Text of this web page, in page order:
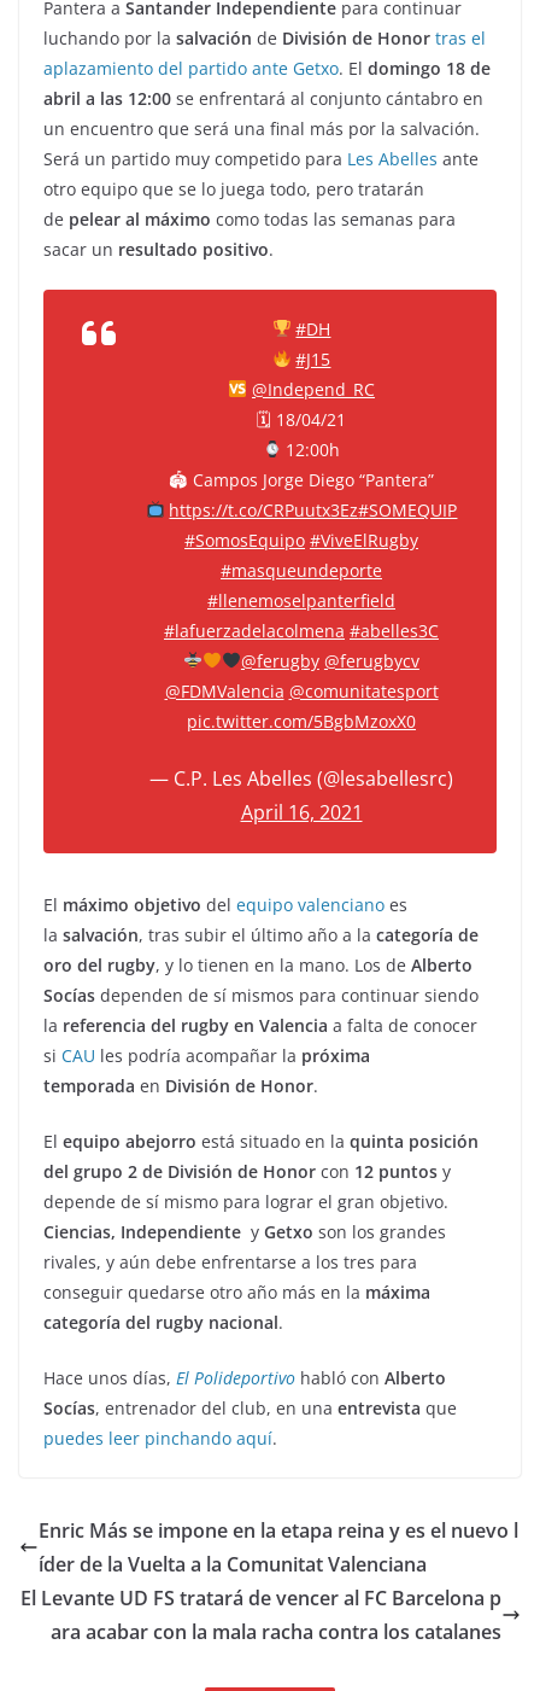
Pantera a Santander Independiente para continuar
luchando por la salvación de División de Honor tras el
aplazamiento del partido ante Getxo. El domingo 18 de
abril a las 12:00 se enfrentará al conjunto cántabro en
un encuentro que será una final más por la salvación.
Será un partido muy competido para Les Abelles ante
otro equipo que se lo juega todo, pero tratarán
de pelear al máximo como todas las semanas para
sacar un resultado positivo.
#DH
#J15
@Independ_RC
🗓 18/04/21
12:00h
🏟 Campos Jorge Diego “Pantera”
https://t.co/CRPuutx3Ez#SOMEQUIP
#SomosEquipo #ViveElRugby
#masqueundeporte
#llenemoselpanterfield
#lafuerzadelacolmena #abelles3C
@ferugby @ferugbycv
@FDMValencia @comunitatesport
pic.twitter.com/5BgbMzoxX0
— C.P. Les Abelles (@lesabellesrc)
April 16, 2021
El máximo objetivo del equipo valenciano es
la salvación, tras subir el último año a la categoría de
oro del rugby, y lo tienen en la mano. Los de Alberto
Socías dependen de sí mismos para continuar siendo
la referencia del rugby en Valencia a falta de conocer
si CAU les podría acompañar la próxima
temporada en División de Honor.
El equipo abejorro está situado en la quinta posición
del grupo 2 de División de Honor con 12 puntos y
depende de sí mismo para lograr el gran objetivo.
Ciencias, Independiente y Getxo son los grandes
rivales, y aún debe enfrentarse a los tres para
conseguir quedarse otro año más en la máxima
categoría del rugby nacional.
Hace unos días, El Polideportivo habló con Alberto
Socías, entrenador del club, en una entrevista que
puedes leer pinchando aquí.
Enric Más se impone en la etapa reina y es el nuevo l
íder de la Vuelta a la Comunitat Valenciana
El Levante UD FS tratará de vencer al FC Barcelona p
ara acabar con la mala racha contra los catalanes